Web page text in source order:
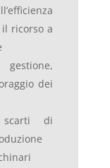
ricorso a
dei
di